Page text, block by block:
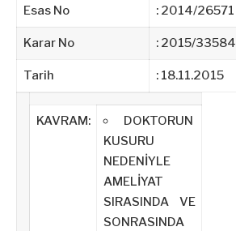
Esas No : 2014/26571
Karar No : 2015/33584
Tarih : 18.11.2015
KAVRAM:
DOKTORUN
KUSURU
NEDENİYLE
AMELİYAT
SIRASINDA VE
SONRASINDA